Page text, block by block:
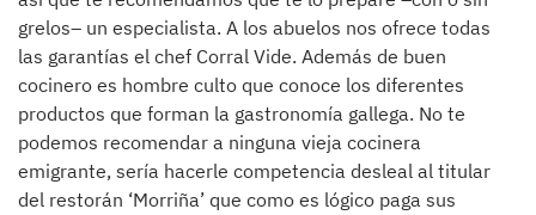
grelos– un especialista. A los abuelos nos ofrece todas
las garantías el chef Corral Vide. Además de buen
cocinero es hombre culto que conoce los diferentes
productos que forman la gastronomía gallega. No te
podemos recomendar a ninguna vieja cocinera
emigrante, sería hacerle competencia desleal al titular
del restorán ‘Morriña’ que como es lógico paga sus